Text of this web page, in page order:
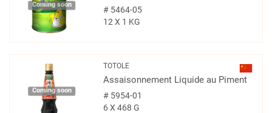
Coming soon
#5464-05
12 X 1 KG
Coming soon
TOTOLE
Assaisonnement Liquide au Piment
#5954-01
6 X 468 G